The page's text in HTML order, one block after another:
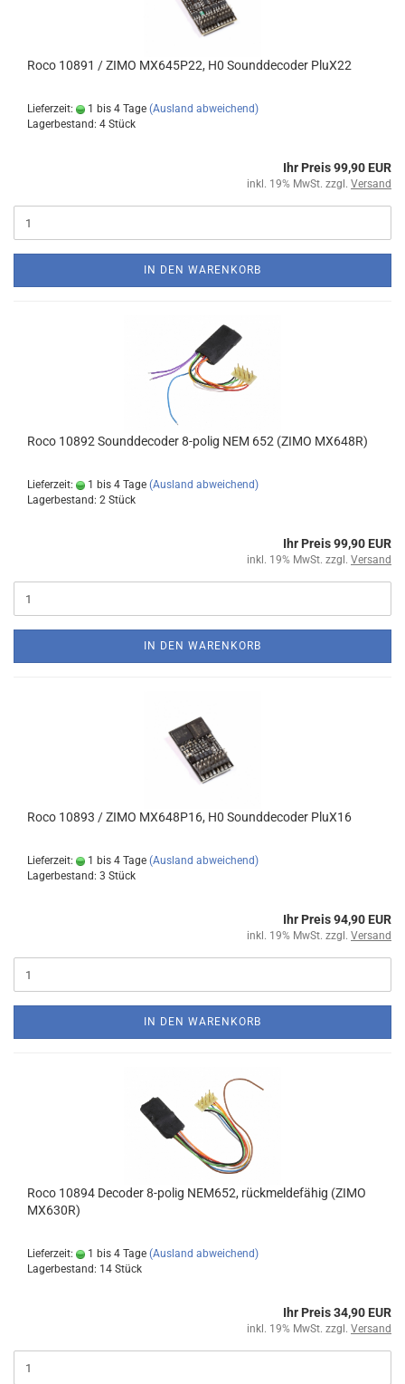
Roco 10891 / ZIMO MX645P22, H0 Sounddecoder PluX22
Lieferzeit: 1 bis 4 Tage (Ausland abweichend)
Lagerbestand: 4 Stück
Ihr Preis 99,90 EUR
inkl. 19% MwSt. zzgl. Versand
IN DEN WARENKORB
Roco 10892 Sounddecoder 8-polig NEM 652 (ZIMO MX648R)
Lieferzeit: 1 bis 4 Tage (Ausland abweichend)
Lagerbestand: 2 Stück
Ihr Preis 99,90 EUR
inkl. 19% MwSt. zzgl. Versand
IN DEN WARENKORB
Roco 10893 / ZIMO MX648P16, H0 Sounddecoder PluX16
Lieferzeit: 1 bis 4 Tage (Ausland abweichend)
Lagerbestand: 3 Stück
Ihr Preis 94,90 EUR
inkl. 19% MwSt. zzgl. Versand
IN DEN WARENKORB
Roco 10894 Decoder 8-polig NEM652, rückmeldefähig (ZIMO
MX630R)
Lieferzeit: 1 bis 4 Tage (Ausland abweichend)
Lagerbestand: 14 Stück
Ihr Preis 34,90 EUR
inkl. 19% MwSt. zzgl. Versand